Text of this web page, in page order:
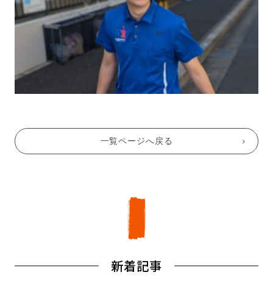
一覧ページへ戻る
新着記事